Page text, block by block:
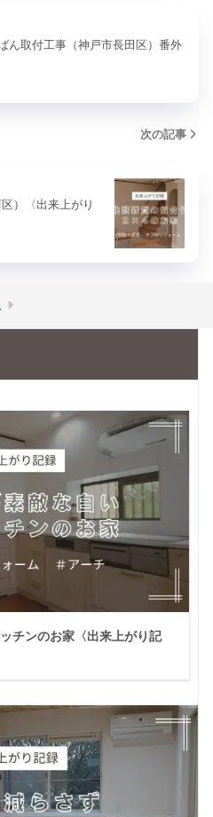
ん取付工事（神戸市長田区）番外
次の記事
）〈出来上がり
チンのお家〈出来上がり記